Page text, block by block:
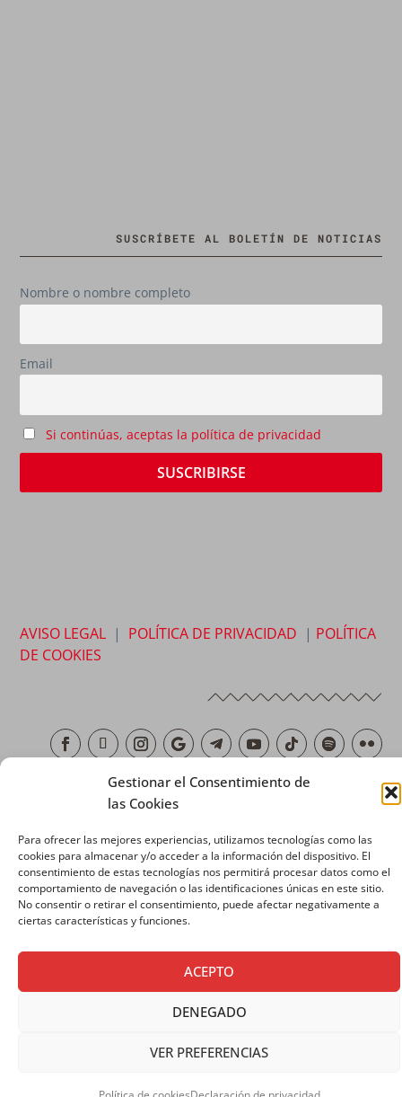
Gestionar el Consentimiento de
las Cookies
Para ofrecer las mejores experiencias, utilizamos tecnologías como las
cookies para almacenar y/o acceder a la información del dispositivo. El
consentimiento de estas tecnologías nos permitirá procesar datos como el
comportamiento de navegación o las identificaciones únicas en este sitio.
No consentir o retirar el consentimiento, puede afectar negativamente a
ciertas características y funciones.
ACEPTO
DENEGADO
VER PREFERENCIAS
SUSCRÍBETE AL BOLETÍN DE NOTICIAS
Nombre o nombre completo
Email
Si continúas, aceptas la política de privacidad
AVISO LEGAL | POLÍTICA DE PRIVACIDAD | POLÍTICA
DE COOKIES
Copyright © 2026 SALESIANOS COMUNICACIÓN